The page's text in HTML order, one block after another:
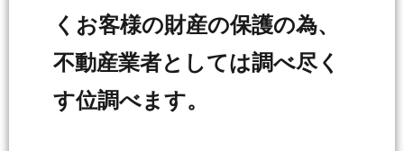
くお客様の財産の保護の為、
不動産業者としては調べ尽く
す位調べます。